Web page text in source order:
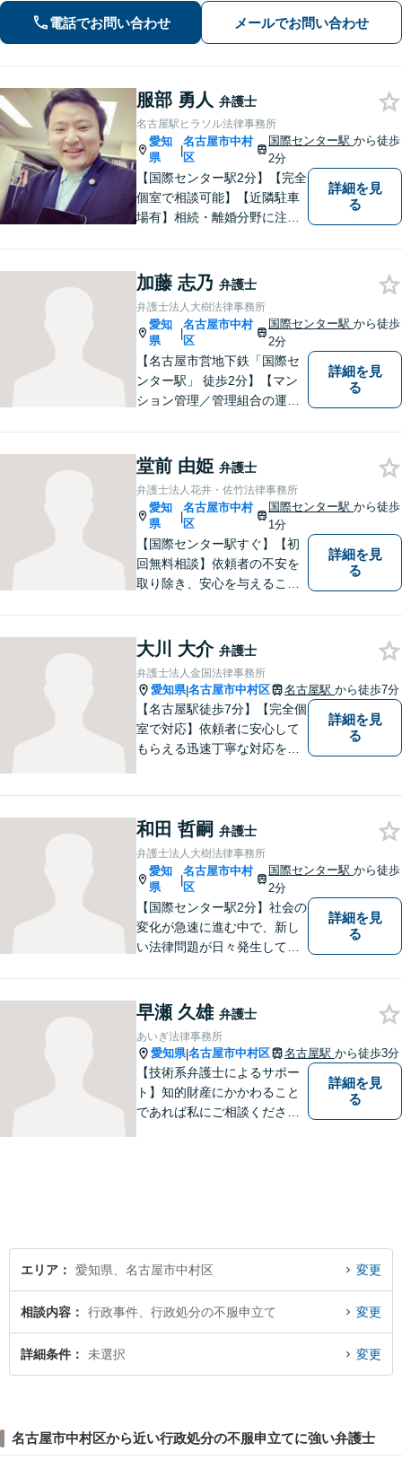
問題（債務整理）】に強み。解決でき
るか悩む前にまずはご相談ください。
電話でお問い合わせ メールでお問い合わせ
服部 勇人 弁護士
名古屋駅ヒラソル法律事務所
愛知
県
|
名古屋市中村
区
国際センター駅から徒歩
2分
【国際センター駅2分】【完全
個室で相談可能】【近隣駐車
場有】相続・離婚分野に注力
続の専門家と呼ばれる税理士
の登録もしています。頼れ
る、身近な法律事務所を目指
しています。ぜひ、ご相談く
ださい。
詳細を見
る
加藤 志乃 弁護士
弁護士法人大樹法律事務所
愛知
県
|
名古屋市中村
区
国際センター駅から徒歩
2分
【名古屋市営地下鉄「国際セ
ンター駅」 徒歩2分】【マン
ション管理／管理組合の運営
します。法律問題でお困りの
方はお気軽にご相談くださ
い。
詳細を見
る
堂前 由姫 弁護士
弁護士法人花井・佐竹法律事務所
愛知
県
|
名古屋市中村
区
国際センター駅から徒歩
1分
【国際センター駅すぐ】【初
回無料相談】依頼者の不安を
取り除き、安心を与えること
をします。独自の専門家ネッ
トワークを活かし、スムーズ
な手続きに努めます。【ビデ
オ面談可】
詳細を見
る
大川 大介 弁護士
弁護士法人金国法律事務所
愛知県|名古屋市中村区 名古屋駅 から徒歩7分
【名古屋駅徒歩7分】【完全個
室で対応】依頼者に安心して
もらえる迅速丁寧な対応をモ
詳細を見
る
和田 哲嗣 弁護士
弁護士法人大樹法律事務所
愛知
県
|
名古屋市中村
区
国際センター駅から徒歩
2分
【国際センター駅2分】社会の
変化が急速に進む中で、新し
い法律問題が日々発生してお
頼者から相談を受け、最良の
法的サービスを迅速に提供で
きるよう最善の努力をしま
す。
詳細を見
る
早瀬 久雄 弁護士
あいぎ法律事務所
愛知県|名古屋市中村区 名古屋駅 から徒歩3分
【技術系弁護士によるサポー
ト】知的財産にかかわること
であれば私にご相談くださ
詳細を見
る
エリア 愛知県、名古屋市中村区 変更
相談内容 行政事件、行政処分の不服申立て 変更
詳細条件 未選択 変更
名古屋市中村区から近い行政処分の不服申立てに強い弁護士